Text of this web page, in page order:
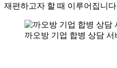
재편하고자 할 때 이루어집니다
까오방 기업 합병 상담 서